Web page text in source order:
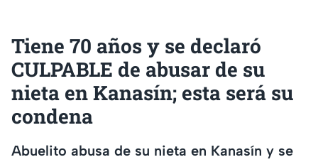
Tiene 70 años y se declaró
CULPABLE de abusar de su
nieta en Kanasín; esta será su
condena
Abuelito abusa de su nieta en Kanasín y se